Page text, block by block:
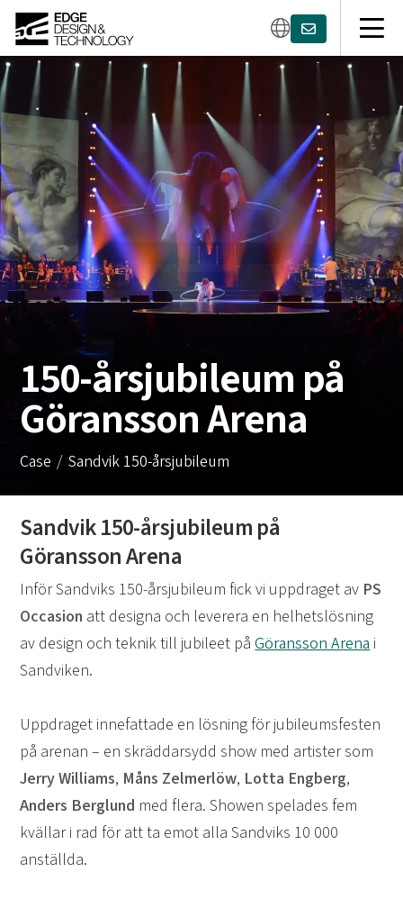
150-årsjubileum på
Göransson Arena
Case Sandvik 150-årsjubileum
Sandvik 150-årsjubileum på
Göransson Arena
Inför Sandviks 150-årsjubileum fick vi uppdraget av PS
Occasion att designa och leverera en helhetslösning
av design och teknik till jubileet påGöransson Arenai
Sandviken.
Uppdraget innefattade en lösning för jubileumsfesten
på arenan – en skräddarsydd show med artister som
Jerry Williams, Måns Zelmerlöw, Lotta Engberg,
Anders Berglund med flera. Showen spelades fem
kvällar i rad för att ta emot alla Sandviks 10 000
anställda.